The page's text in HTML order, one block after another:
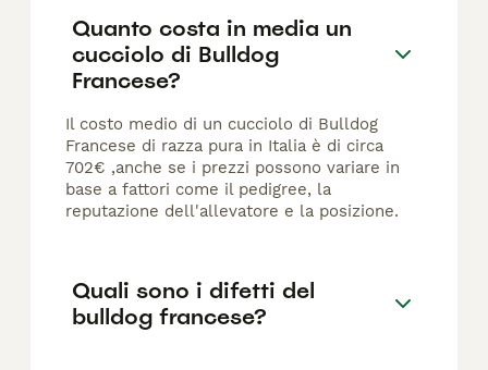
Quanto costa in media un
cucciolo di Bulldog
Francese?
Il costo medio di un cucciolo di Bulldog
Francese di razza pura in Italia è di circa
702€ ,anche se i prezzi possono variare in
base a fattori come il pedigree, la
reputazione dell'allevatore e la posizione.
Quali sono i difetti del
bulldog francese?